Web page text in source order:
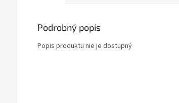
Podrobný popis
Popis produktu nie je dostupný